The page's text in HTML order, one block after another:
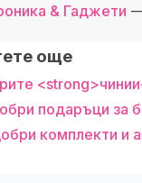
& Гаджети
още
подаръци за
комплекти и